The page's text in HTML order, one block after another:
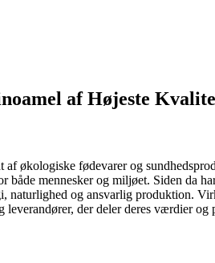
af Højeste
af økologiske fødevarer og
både mennesker og miljøet. Siden da
og ansvarlig produktion.
der deler deres værdier og